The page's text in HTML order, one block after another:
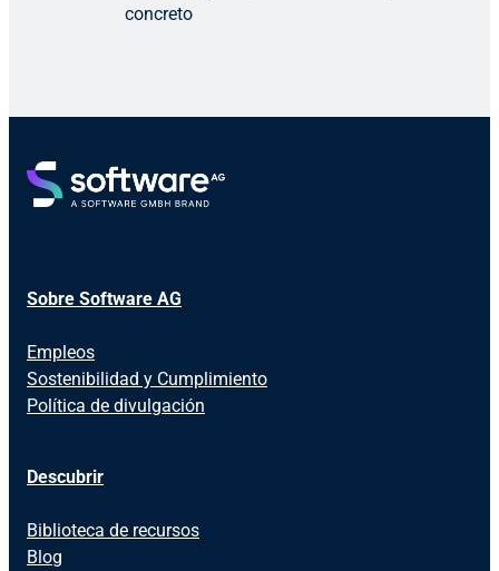
concreto
Sobre Software AG
Empleos
Sostenibilidad y Cumplimiento
Política de divulgación
Descubrir
Biblioteca de recursos
Blog